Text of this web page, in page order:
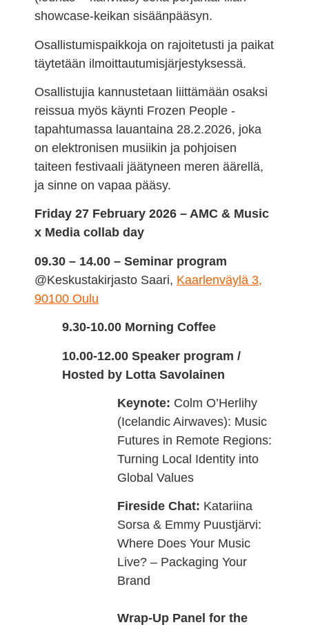
showcase-keikan sisäänpääsyn.
Osallistumispaikkoja on rajoitetusti ja paikat
täytetään ilmoittautumisjärjestyksessä.
Osallistujia kannustetaan liittämään osaksi
reissua myös käynti Frozen People -
tapahtumassa lauantaina 28.2.2026, joka
on elektronisen musiikin ja pohjoisen
taiteen festivaali jäätyneen meren äärellä,
ja sinne on vapaa pääsy.
Friday 27 February 2026 – AMC & Music
x Media collab day
09.30 – 14.00 – Seminar program
@Keskustakirjasto Saari, Kaarlenväylä 3,
90100 Oulu
9.30-10.00 Morning Coffee
10.00-12.00 Speaker program /
Hosted by Lotta Savolainen
Keynote: Colm O’Herlihy
(Icelandic Airwaves): Music
Futures in Remote Regions:
Turning Local Identity into
Global Values
Fireside Chat: Katariina
Sorsa & Emmy Puustjärvi:
Where Does Your Music
Live? – Packaging Your
Brand
Wrap-Up Panel for the